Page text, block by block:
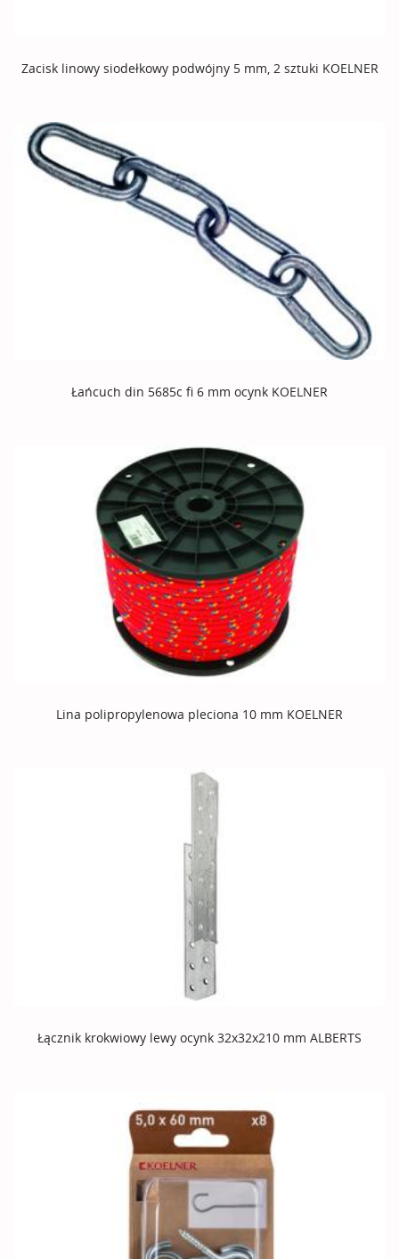
Zacisk linowy siodełkowy podwójny 5 mm, 2 sztuki KOELNER
Łańcuch din 5685c fi 6 mm ocynk KOELNER
Lina polipropylenowa pleciona 10 mm KOELNER
Łącznik krokwiowy lewy ocynk 32x32x210 mm ALBERTS